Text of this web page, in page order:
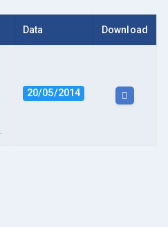
Data Download
20/05/2014